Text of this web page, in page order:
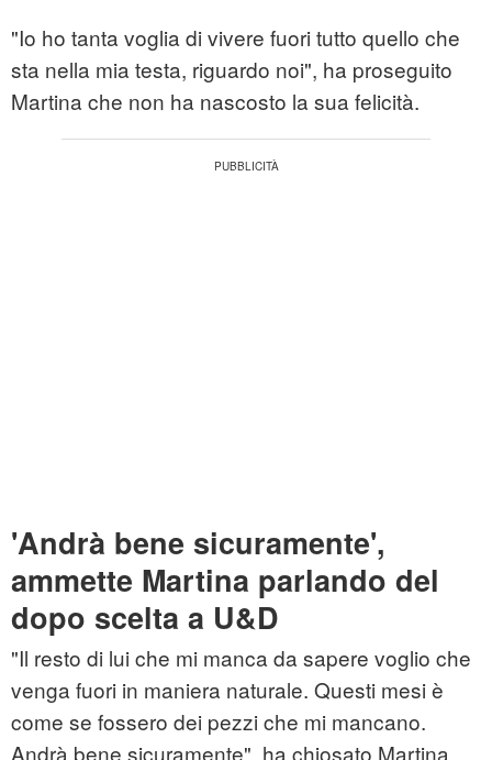
"Io ho tanta voglia di vivere fuori tutto quello che
sta nella mia testa, riguardo noi", ha proseguito
Martina che non ha nascosto la sua felicità.
'Andrà bene sicuramente',
ammette Martina parlando del
dopo scelta a U&D
"Il resto di lui che mi manca da sapere voglio che
venga fuori in maniera naturale. Questi mesi è
come se fossero dei pezzi che mi mancano.
Andrà bene sicuramente", ha chiosato Martina,